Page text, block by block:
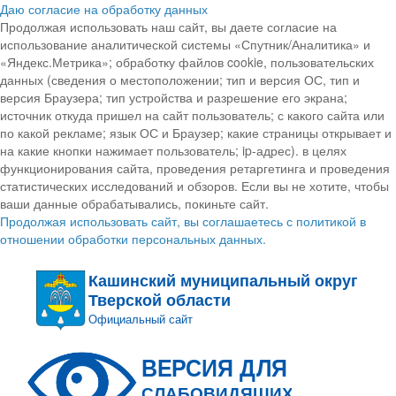
Даю согласие на обработку данных
Продолжая использовать наш сайт, вы даете согласие на
использование аналитической системы «Спутник/Аналитика» и
«Яндекс.Метрика»; обработку файлов cookie, пользовательских
данных (сведения о местоположении; тип и версия ОС, тип и
версия Браузера; тип устройства и разрешение его экрана;
источник откуда пришел на сайт пользователь; с какого сайта или
по какой рекламе; язык ОС и Браузер; какие страницы открывает и
на какие кнопки нажимает пользователь; ip-адрес). в целях
функционирования сайта, проведения ретаргетинга и проведения
статистических исследований и обзоров. Если вы не хотите, чтобы
ваши данные обрабатывались, покиньте сайт.
Продолжая использовать сайт, вы соглашаетесь с политикой в
отношении обработки персональных данных.